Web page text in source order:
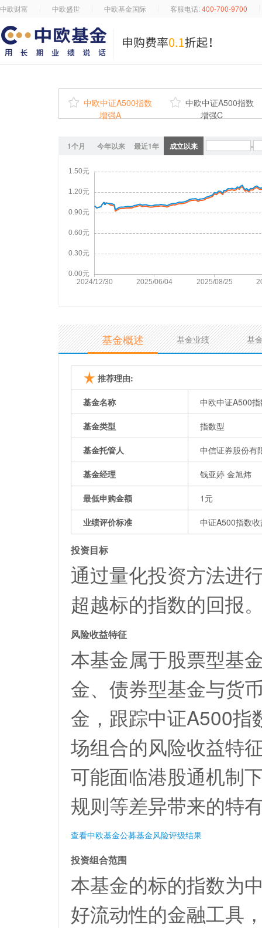
中欧财富 中欧盛世 中欧基金国际 客服电话:400-700-9700
 中欧中证A500指数
增强A
 中欧中证A500指数
增强C
1个月 今年以来 最近1年 成立以来 -
基金概述 基金业绩 基
推荐理由:
基金名称 中欧中证A500
基金类型 指数型
基金托管人 中信证券股份有
基金经理 钱亚婷 金旭炜
最低申购金额 1元
业绩评价标准 中证A500指数
投资目标
通过量化投资方法进
超越标的指数的回报
风险收益特征
本基金属于股票型基
金、债券型基金与货
金，跟踪中证A500指
场组合的风险收益特
可能面临港股通机制
规则等差异带来的特
查看中欧基金公募基金风险评级结果
投资组合范围
本基金的标的指数为
好流动性的金融工具